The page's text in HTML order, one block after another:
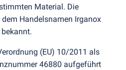
Material. Die
Handelsnamen Irganox
(EU) 10/2011 als
46880 aufgeführt